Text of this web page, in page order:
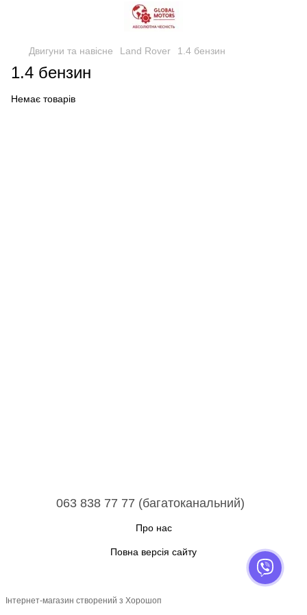
Двигуни та навісне Land Rover 1.4 бензин
1.4 бензин
Немає товарів
063 838 77 77 (багатоканальний)
Про нас
Повна версія сайту
Інтернет-магазин створений з Хорошоп